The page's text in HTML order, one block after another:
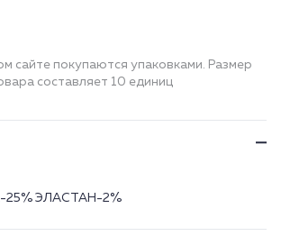
сайте покупаются упаковками. Размер
составляет 10 единиц
ЭЛАСТАН-2%